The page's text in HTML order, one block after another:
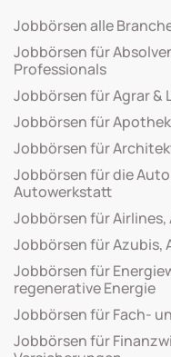
Jobbörsen alle
Jobbörsen für
Professionals
Jobbörsen für Agrar &
Jobbörsen für
Jobbörsen für
Jobbörsen für die
Autowerkstatt
Jobbörsen für
Jobbörsen für Azubis,
Jobbörsen für
regenerative Energie
Jobbörsen für Fach-
Jobbörsen für